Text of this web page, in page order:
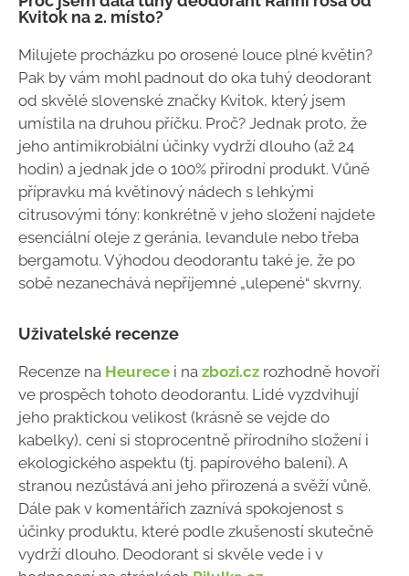
Kvitok na 2. místo?
Milujete procházku po orosené louce plné květin?
Pak by vám mohl padnout do oka tuhý deodorant
od skvělé slovenské značky Kvitok, který jsem
umístila na druhou příčku. Proč? Jednak proto, že
jeho antimikrobiální účinky vydrží dlouho (až 24
hodin) a jednak jde o 100% přírodní produkt. Vůně
přípravku má květinový nádech s lehkými
citrusovými tóny: konkrétně v jeho složení najdete
esenciální oleje z geránia, levandule nebo třeba
bergamotu. Výhodou deodorantu také je, že po
sobě nezanechává nepříjemné „ulepené“ skvrny.
Uživatelské recenze
Recenze na Heurece i na zbozi.cz rozhodně hovoří
ve prospěch tohoto deodorantu. Lidé vyzdvihují
jeho praktickou velikost (krásně se vejde do
kabelky), cení si stoprocentně přírodního složení i
ekologického aspektu (tj. papírového balení). A
stranou nezůstává ani jeho přirozená a svěží vůně.
Dále pak v komentářích zaznívá spokojenost s
účinky produktu, které podle zkušeností skutečně
vydrží dlouho. Deodorant si skvěle vede i v